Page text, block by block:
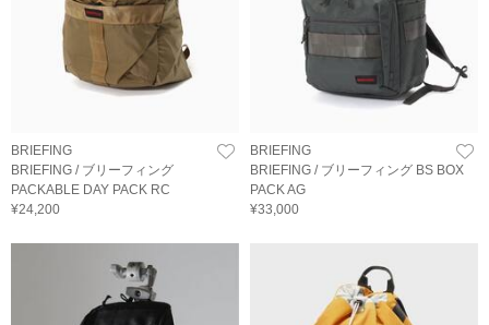
BRIEFING
BRIEFING / ブリーフィング
PACKABLE DAY PACK RC
¥24,200
BRIEFING
BRIEFING / ブリーフィング BS BOX
PACK AG
¥33,000